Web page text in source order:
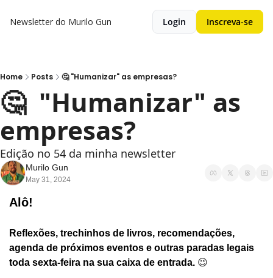
Newsletter do Murilo Gun Login Inscreva-se
Home Posts 🤔 "Humanizar" as empresas?
🤔  "Humanizar" as
empresas?
Edição no 54 da minha newsletter
Murilo Gun
May 31, 2024
Alô!
Reflexões, trechinhos de livros, recomendações,
agenda de próximos eventos e outras paradas legais
toda sexta-feira na sua caixa de entrada. 😉